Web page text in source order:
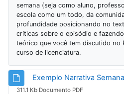
semana (seja como aluno,
escola como um todo, da
profundidade posicionando no
críticas sobre o episódio e
teórico que você tem discutido no
curso de licenciatura.
Exemplo Narrativa
311.1 Kb Documento PDF